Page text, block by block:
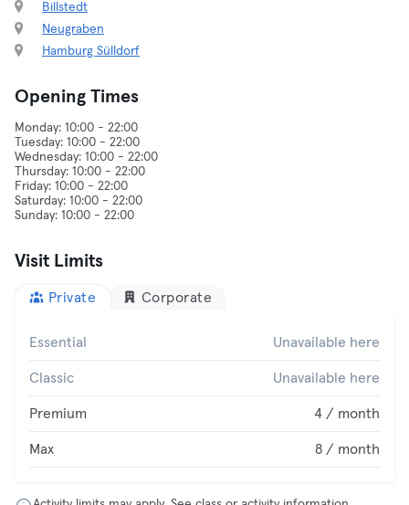
Billstedt
Neugraben
Hamburg Sülldorf
Opening Times
Monday: 10:00 - 22:00
Tuesday: 10:00 - 22:00
Wednesday: 10:00 - 22:00
Thursday: 10:00 - 22:00
Friday: 10:00 - 22:00
Saturday: 10:00 - 22:00
Visit Limits
Private Corporate
Essential Unavailable here
Classic Unavailable here
Premium 4 / month
Max 8 / month